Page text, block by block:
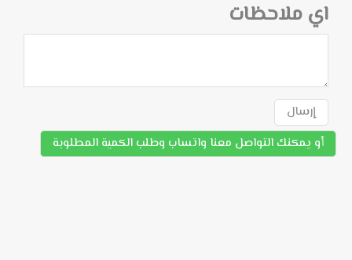
اي ملاحظات
إرسال
أو يمكنك التواصل معنا واتساب وطلب الكمية المطلوبة